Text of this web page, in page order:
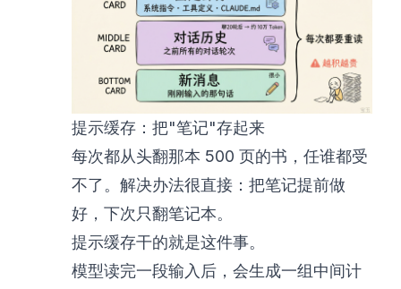
提示缓存：把"笔记"存起来
每次都从头翻那本 500 页的书，任谁都受
不了。解决办法很直接：把笔记提前做
好，下次只翻笔记本。
提示缓存干的就是这件事。
模型读完一段输入后，会生成一组中间计